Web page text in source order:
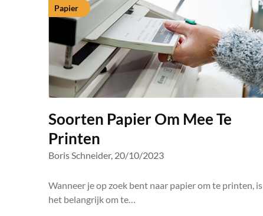
Papier
Soorten Papier Om Mee Te
Printen
Boris Schneider, 20/10/2023
Wanneer je op zoek bent naar papier om te printen, is
het belangrijk om te…